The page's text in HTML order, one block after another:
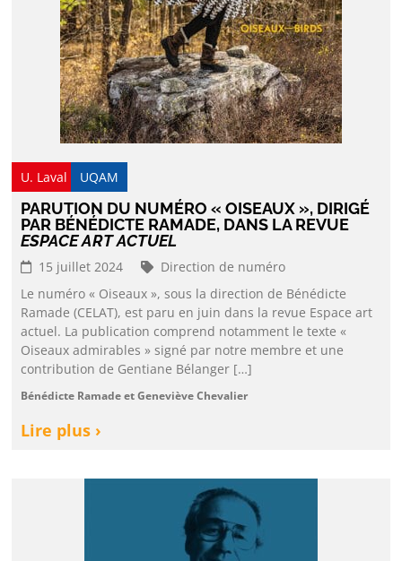
U. Laval UQAM
PARUTION DU NUMÉRO « OISEAUX », DIRIGÉ
PAR BÉNÉDICTE RAMADE, DANS LA REVUE
ESPACE ART ACTUEL
15 juillet 2024
Direction de numéro
Le numéro « Oiseaux », sous la direction de Bénédicte
Ramade (CELAT), est paru en juin dans la revue Espace art
actuel. La publication comprend notamment le texte «
Oiseaux admirables » signé par notre membre et une
contribution de Gentiane Bélanger […]
Bénédicte Ramade et Geneviève Chevalier
Lire plus ›